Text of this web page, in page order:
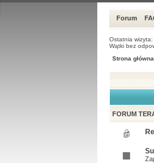
Forum
Ostatnia wizyta:
Wątki bez
Strona
FORUM